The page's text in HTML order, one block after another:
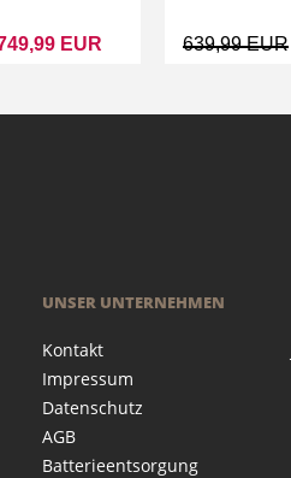
EUR 639,99 EUR
UNSER UNTERNEHMEN
Kontakt
Impressum
Datenschutz
AGB
Batterieentsorgung